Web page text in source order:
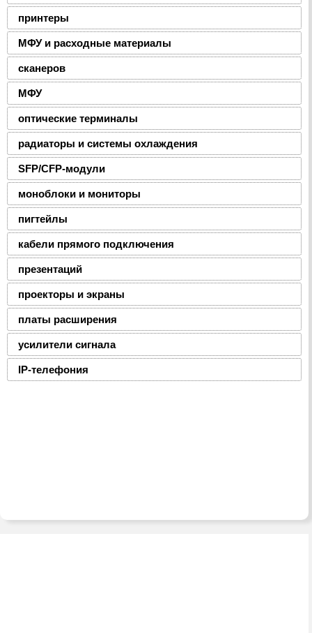
принтеры
МФУ и расходные материалы
сканеров
МФУ
оптические терминалы
радиаторы и системы охлаждения
SFP/CFP-модули
моноблоки и мониторы
пигтейлы
кабели прямого подключения
презентаций
проекторы и экраны
платы расширения
усилители сигнала
IP-телефония